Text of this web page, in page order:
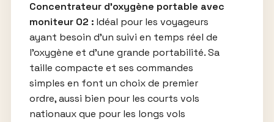
Concentrateur d’oxygène portable avec
moniteur O2 : Idéal pour les voyageurs
ayant besoin d’un suivi en temps réel de
l’oxygène et d’une grande portabilité. Sa
taille compacte et ses commandes
simples en font un choix de premier
ordre, aussi bien pour les courts vols
nationaux que pour les longs vols